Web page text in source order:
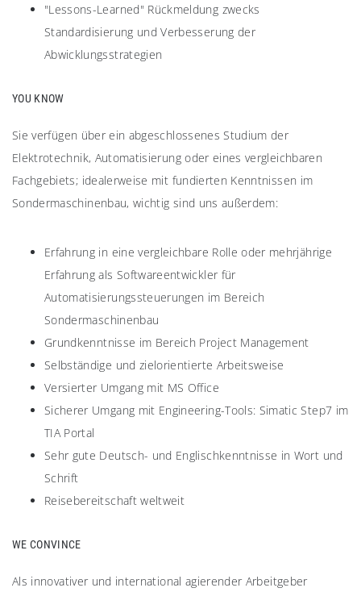
"Lessons-Learned" Rückmeldung zwecks
Standardisierung und Verbesserung der
Abwicklungsstrategien
YOU KNOW
Sie verfügen über ein abgeschlossenes Studium der
Elektrotechnik, Automatisierung oder eines vergleichbaren
Fachgebiets; idealerweise mit fundierten Kenntnissen im
Sondermaschinenbau, wichtig sind uns außerdem:
Erfahrung in eine vergleichbare Rolle oder mehrjährige
Erfahrung als Softwareentwickler für
Automatisierungssteuerungen im Bereich
Sondermaschinenbau
Grundkenntnisse im Bereich Project Management
Selbständige und zielorientierte Arbeitsweise
Versierter Umgang mit MS Office
Sicherer Umgang mit Engineering-Tools: Simatic Step7 im
TIA Portal
Sehr gute Deutsch- und Englischkenntnisse in Wort und
Schrift
Reisebereitschaft weltweit
WE CONVINCE
Als innovativer und international agierender Arbeitgeber